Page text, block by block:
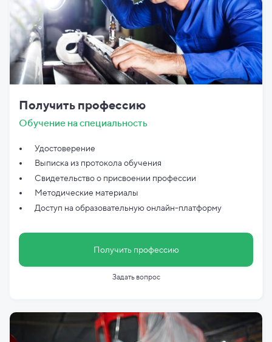
Получить профессию
Обучение на специальность
Удостоверение
Выписка из протокола обучения
Свидетельство о присвоении профессии
Методические материалы
Доступ на образовательную онлайн-платформу
Получить профессию
Задать вопрос